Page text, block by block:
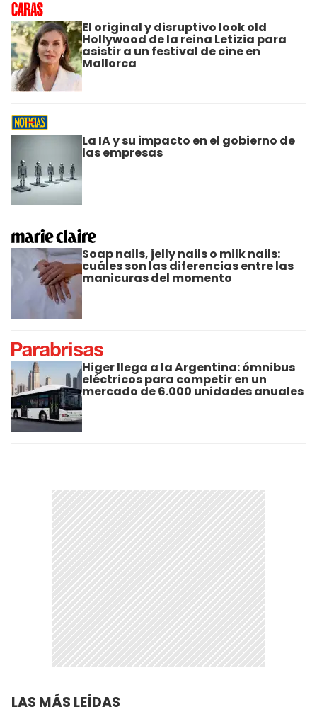
El original y disruptivo look old
Hollywood de la reina Letizia para
asistir a un festival de cine en
Mallorca
La IA y su impacto en el gobierno de
las empresas
Soap nails, jelly nails o milk nails:
cuáles son las diferencias entre las
manicuras del momento
Higer llega a la Argentina: ómnibus
eléctricos para competir en un
mercado de 6.000 unidades anuales
LAS MÁS LEÍDAS